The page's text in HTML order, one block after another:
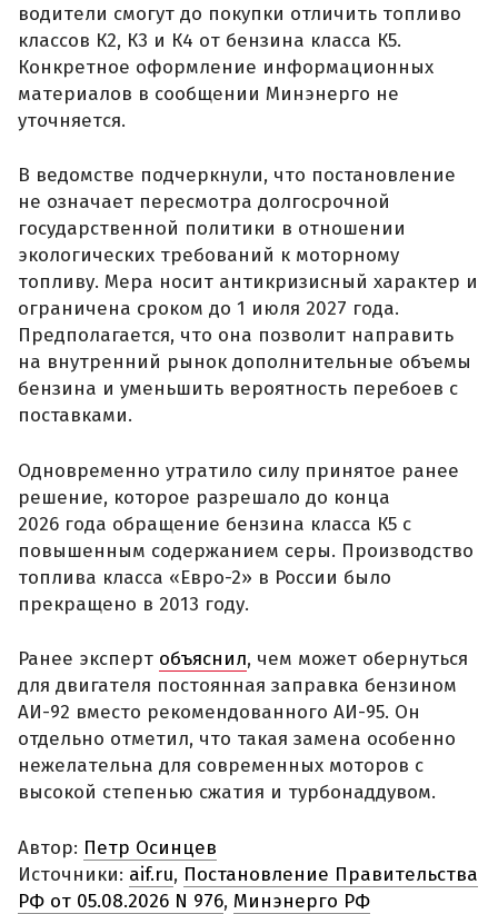
водители смогут до покупки отличить топливо
классов К2, К3 и К4 от бензина класса К5.
Конкретное оформление информационных
материалов в сообщении Минэнерго не
уточняется.
В ведомстве подчеркнули, что постановление
не означает пересмотра долгосрочной
государственной политики в отношении
экологических требований к моторному
топливу. Мера носит антикризисный характер и
ограничена сроком до 1 июля 2027 года.
Предполагается, что она позволит направить
на внутренний рынок дополнительные объемы
бензина и уменьшить вероятность перебоев с
поставками.
Одновременно утратило силу принятое ранее
решение, которое разрешало до конца
2026 года обращение бензина класса К5 с
повышенным содержанием серы. Производство
топлива класса «Евро-2» в России было
прекращено в 2013 году.
Ранее эксперт объяснил, чем может обернуться
для двигателя постоянная заправка бензином
АИ-92 вместо рекомендованного АИ-95. Он
отдельно отметил, что такая замена особенно
нежелательна для современных моторов с
высокой степенью сжатия и турбонаддувом.
Автор: Петр Осинцев
Источники: aif.ru, Постановление Правительства
РФ от 05.08.2026 N 976, Минэнерго РФ